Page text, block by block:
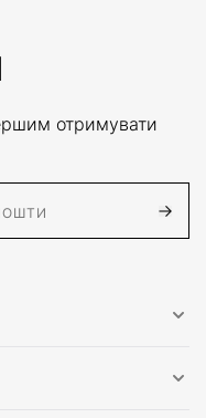
отримувати